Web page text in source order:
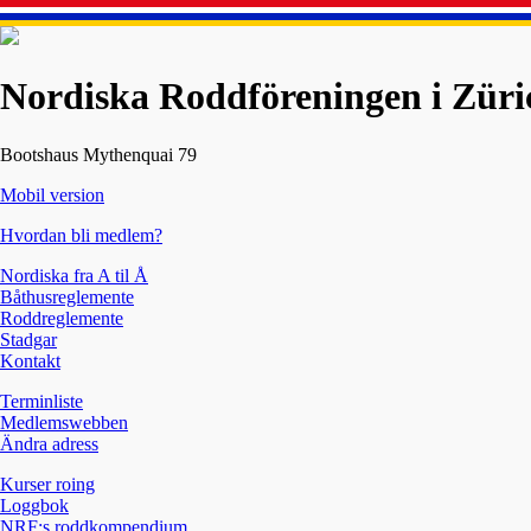
Nordiska Roddföreningen i
Bootshaus Mythenquai 79
Mobil version
Hvordan bli medlem?
Nordiska fra A til Å
Båthusreglemente
Roddreglemente
Stadgar
Kontakt
Terminliste
Medlemswebben
Ändra adress
Kurser roing
Loggbok
NRF:s roddkompendium